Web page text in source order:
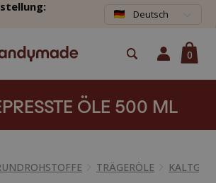
Deutsch
0
ÖLE 500 ML
TRÄGERÖLE